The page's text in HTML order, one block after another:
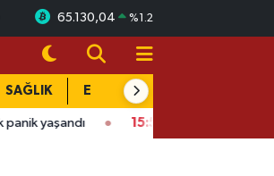
65.130,04 %1.2
SAĞLIK EĞİTİM
15:58Bağlarbaşı Mahallesi'nde 101. buluşma: